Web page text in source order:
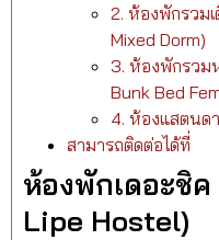
2. ห้องพักรวม
Mixed Dorm)
3. ห้องพักรวม
Bunk Bed
4. ห้องแสตนด
สามารถติดต่อได้ที่
ห้องพักเดอะชิค
Lipe Hostel)